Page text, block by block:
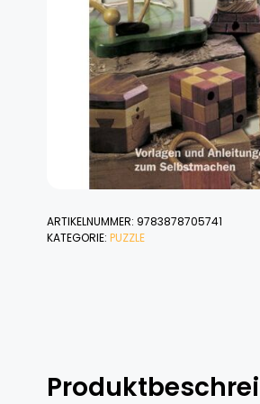
ARTIKELNUMMER: 9783878705741
KATEGORIE: PUZZLE